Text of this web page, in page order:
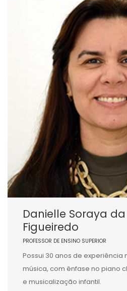
Danielle Soraya da
Figueiredo
PROFESSOR DE ENSINO SUPERIOR
Possui 30 anos de experiência
música, com ênfase no piano
e musicalização infantil.